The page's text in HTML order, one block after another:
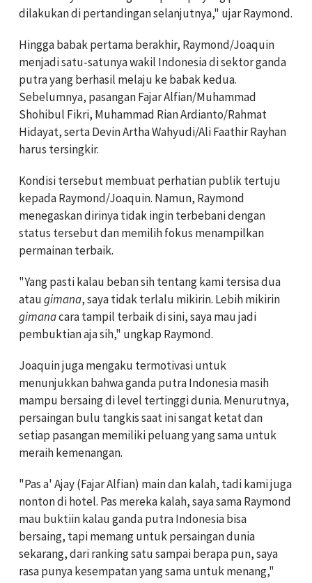
dilakukan di pertandingan selanjutnya," ujar Raymond.
Hingga babak pertama berakhir, Raymond/Joaquin
menjadi satu-satunya wakil Indonesia di sektor ganda
putra yang berhasil melaju ke babak kedua.
Sebelumnya, pasangan Fajar Alfian/Muhammad
Shohibul Fikri, Muhammad Rian Ardianto/Rahmat
Hidayat, serta Devin Artha Wahyudi/Ali Faathir Rayhan
harus tersingkir.
Kondisi tersebut membuat perhatian publik tertuju
kepada Raymond/Joaquin. Namun, Raymond
menegaskan dirinya tidak ingin terbebani dengan
status tersebut dan memilih fokus menampilkan
permainan terbaik.
"Yang pasti kalau beban sih tentang kami tersisa dua
ataugimana, saya tidak terlalu mikirin. Lebih mikirin
gimanacara tampil terbaik di sini, saya mau jadi
pembuktian aja sih," ungkap Raymond.
Joaquin juga mengaku termotivasi untuk
menunjukkan bahwa ganda putra Indonesia masih
mampu bersaing di level tertinggi dunia. Menurutnya,
persaingan bulu tangkis saat ini sangat ketat dan
setiap pasangan memiliki peluang yang sama untuk
meraih kemenangan.
"Pas a' Ajay (Fajar Alfian) main dan kalah, tadi kami juga
nonton di hotel. Pas mereka kalah, saya sama Raymond
mau buktiin kalau ganda putra Indonesia bisa
bersaing, tapi memang untuk persaingan dunia
sekarang, dari ranking satu sampai berapa pun, saya
rasa punya kesempatan yang sama untuk menang,"